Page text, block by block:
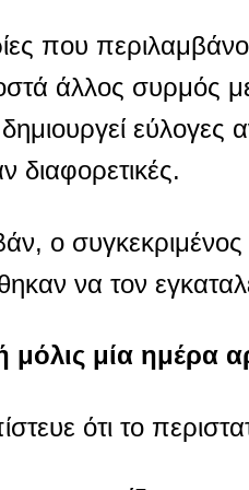
που
άλλος συρμός
εύλογες
διαφορετικές.
ο
να τον
μόλις μία ημέρα
ότι το